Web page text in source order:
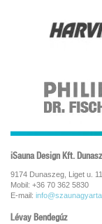
iSauna Design Kft.
9174 Dunaszeg, Liget u. 11.
Mobil: +36 70 362 5830
E-mail:
Lévay Bendegúz